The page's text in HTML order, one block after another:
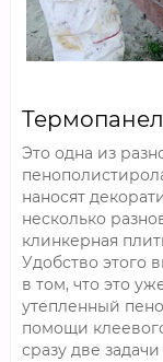
Это одна из
наносят
несколько
клинкерная
Удобство этого
в том, что это
утепленный
помощи
сразу две